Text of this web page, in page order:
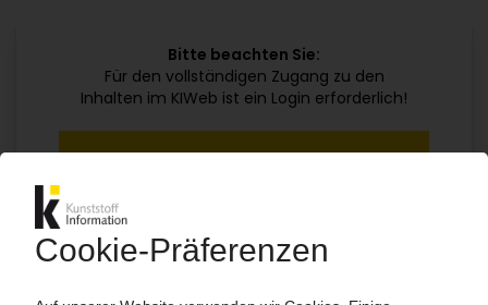
Bitte beachten Sie:
Für den vollständigen Zugang zu den
Inhalten im KIWeb ist ein Login erforderlich!
Ihr KI Zugang